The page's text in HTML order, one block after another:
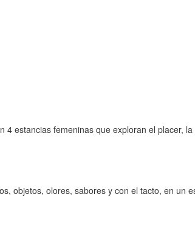
estancias femeninas que exploran el placer,
objetos, olores, sabores y con el tacto, en un